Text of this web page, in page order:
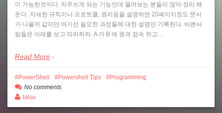
이 가능한것이다. 자주쓰게 되는 기능인데 물어보는 분들이 많아 정리 해
둔다. 자세한 규칙이나 프로토콜, 원리등을 설명하면 20페이지정도 문서
가 나올꺼 같지만 여기선 필요한 과정들에 대한 설명만 기록한다. 바쁜사
람들은 아래를 보고 따라하자. A 가 B 에 원격 접속 하고…
Read More
PowerShell Powershell Tips
Programming
No comments
talsu